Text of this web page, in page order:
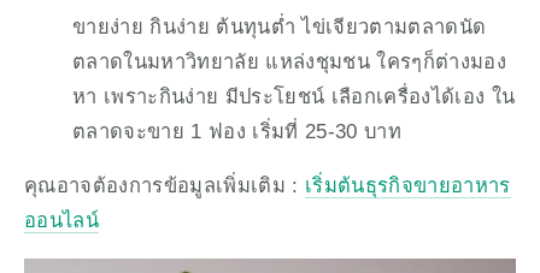
ขายง่าย กินง่าย ต้นทุนต่ำ ไข่เจียวตามตลาดนัด
ตลาดในมหาวิทยาลัย แหล่งชุมชน ใครๆก็ต่างมอง
หา เพราะกินง่าย มีประโยชน์ เลือกเครื่องได้เอง ใน
ตลาดจะขาย 1 ฟอง เริ่มที่ 25-30 บาท
คุณอาจต้องการข้อมูลเพิ่มเติม : เริ่มต้นธุรกิจขายอาหาร
ออนไลน์